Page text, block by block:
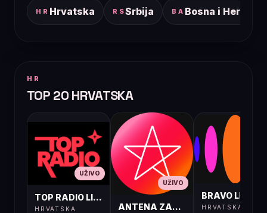
HR Hrvatska RSSrbija BA Bosna i
HR
TOP 20 HRVATSKA
UŽIVO
TOP RADIO LIVE
HRVATSKA
UŽIVO
ANTENA ZAGREB LIVE
BRAVO LIVE
HRVATSKA